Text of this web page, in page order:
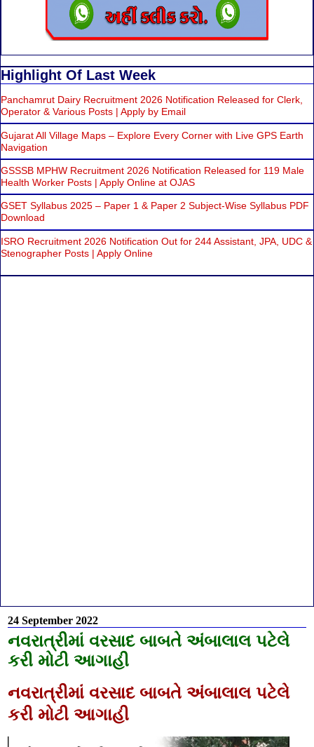
Highlight Of Last Week
Panchamrut Dairy Recruitment 2026 Notification Released for Clerk,
Operator & Various Posts | Apply by Email
Gujarat All Village Maps – Explore Every Corner with Live GPS Earth
Navigation
GSSSB MPHW Recruitment 2026 Notification Released for 119 Male
Health Worker Posts | Apply Online at OJAS
GSET Syllabus 2025 – Paper 1 & Paper 2 Subject-Wise Syllabus PDF
Download
ISRO Recruitment 2026 Notification Out for 244 Assistant, JPA, UDC &
Stenographer Posts | Apply Online
24 September 2022
નવરાત્રીમાં વરસાદ બાબતે અંબાલાલ પટેલે
કરી મોટી આગાહી
નવરાત્રીમાં વરસાદ બાબતે અંબાલાલ પટેલે
કરી મોટી આગાહી